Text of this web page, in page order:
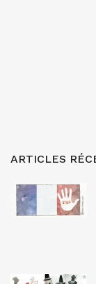
ARTICLES